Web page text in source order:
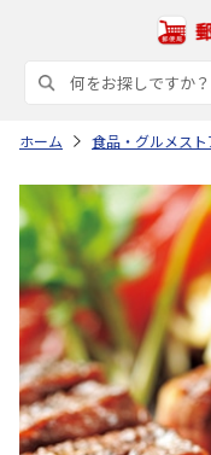
ホーム 食品・グルメスト